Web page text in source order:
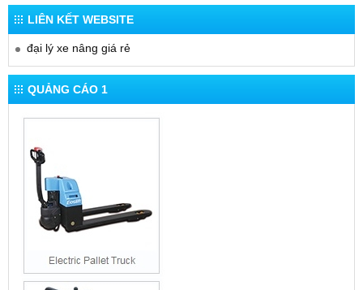
LIÊN KẾT WEBSITE
đại lý xe nâng giá rẻ
QUẢNG CÁO 1